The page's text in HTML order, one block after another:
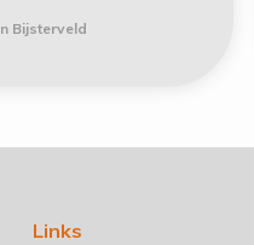
Bijsterveld
Links